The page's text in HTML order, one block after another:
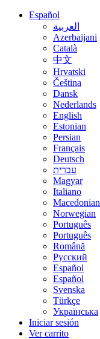
Español
العربية
Azerbaijani
Català
中文
Hrvatski
Čeština
Dansk
Nederlands
English
Estonian
Persian
Français
Deutsch
עברית
Magyar
Italiano
Macedonian
Norwegian
Português
Português
Română
Русский
Español
Español
Svenska
Türkçe
Українська
Iniciar sesión
Ver carrito